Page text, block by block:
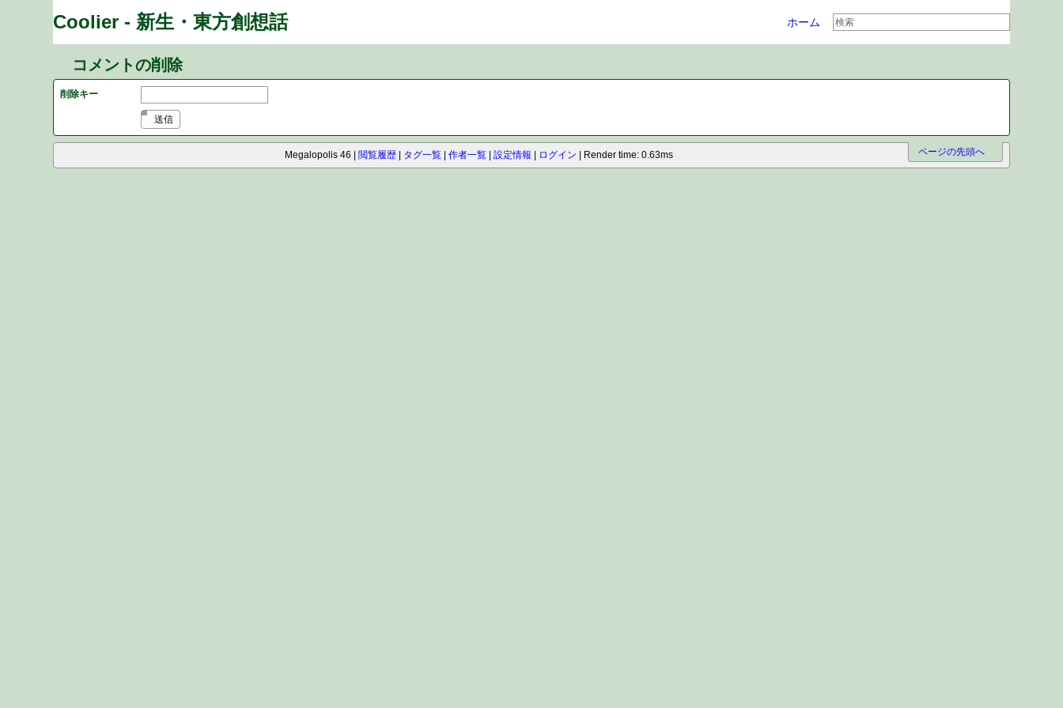
Coolier - 新生・東方創想話 ホーム
コメントの削除
削除キー
送信
Megalopolis 46 閲覧履歴 タグ一覧 作者一覧 設定情報 ログイン Render time: 0.63ms ページの先頭へ